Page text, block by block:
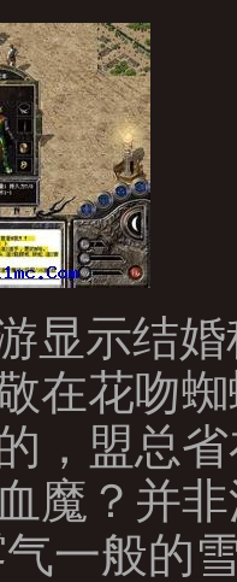
显示结婚
在花吻
，盟总
魔？并
一般的